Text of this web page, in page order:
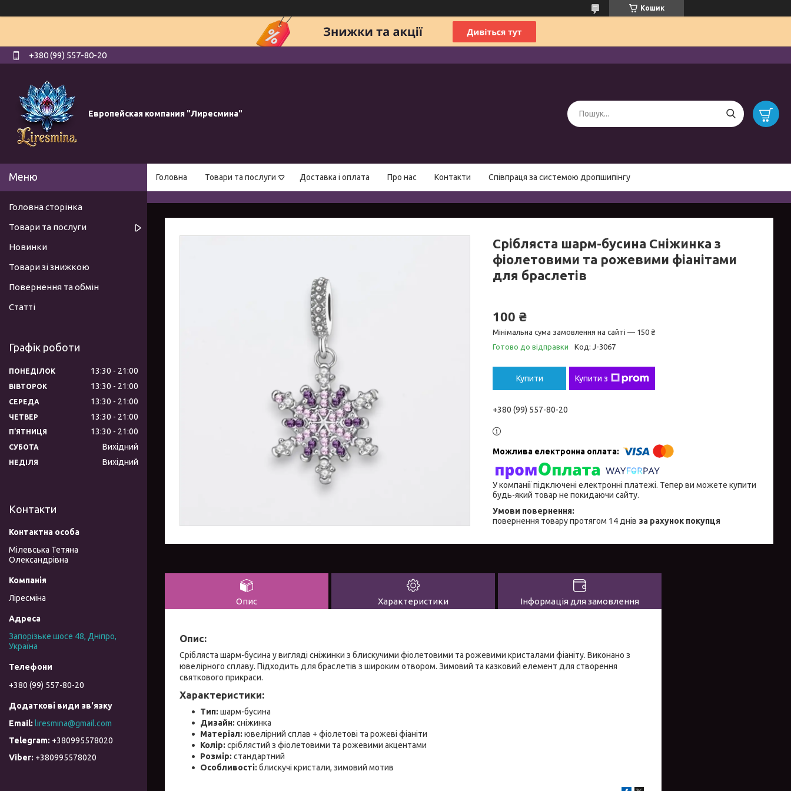
Кошик
+380 (99) 557-80-20
Европейская компания "Лиресмина"
Головна Товари та послуги Доставка і оплата Про нас Контакти Співпраця за системою дропшипінгу
Срібляста шарм-бусина Сніжинка з
фіолетовими та рожевими фіанітами
для браслетів
100 ₴
Мінімальна сума замовлення на сайті — 150 ₴
Готово до відправки
Код: J-3067
Купити Купити з
+380 (99) 557-80-20
У компанії підключені електронні платежі. Тепер ви можете купити
будь-який товар не покидаючи сайту.
повернення товару протягом 14 днів за рахунок покупця
Опис Характеристики Інформація для замовлення
Опис:
Срібляста шарм-бусина у вигляді сніжинки з блискучими фіолетовими та рожевими кристалами фіаніту. Виконано з
ювелірного сплаву. Підходить для браслетів з широким отвором. Зимовий та казковий елемент для створення
святкового прикраси.
Характеристики:
Тип: шарм-бусина
Дизайн: сніжинка
Матеріал: ювелірний сплав + фіолетові та рожеві фіаніти
Колір: сріблястий з фіолетовими та рожевими акцентами
Розмір: стандартний
Особливості: блискучі кристали, зимовий мотив
Головна сторінка
Товари та послуги
Новинки
Товари зі знижкою
Повернення та обмін
Статті
Графік роботи
ПОНЕДІЛОК 13:30 21:00
ВІВТОРОК 13:30 21:00
СЕРЕДА 13:30 21:00
ЧЕТВЕР 13:30 21:00
ПʼЯТНИЦЯ 13:30 21:00
СУБОТА Вихідний
НЕДІЛЯ Вихідний
Контакти
Мілевська Тетяна
Олександрівна
Ліресміна
Запорізьке шосе 48, Дніпро,
Україна
+380 (99) 557-80-20
liresmina@gmail.com
+380995578020
+380995578020